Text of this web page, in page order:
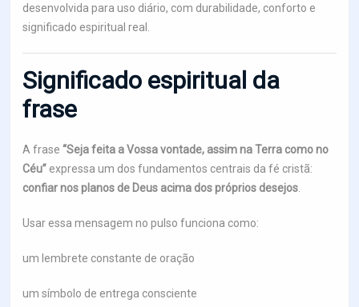
desenvolvida para uso diário, com durabilidade, conforto e
significado espiritual real.
Significado espiritual da
frase
A frase “Seja feita a Vossa vontade, assim na Terra como no
Céu” expressa um dos fundamentos centrais da fé cristã:
confiar nos planos de Deus acima dos próprios desejos
Usar essa mensagem no pulso funciona como:
um lembrete constante de oração
um símbolo de entrega consciente